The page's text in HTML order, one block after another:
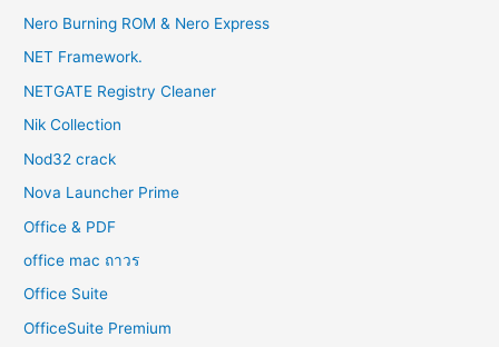
Nero Burning ROM & Nero Express
NET Framework.
NETGATE Registry Cleaner
Nik Collection
Nod32 crack
Nova Launcher Prime
Office & PDF
office mac ถาวร
Office Suite
OfficeSuite Premium